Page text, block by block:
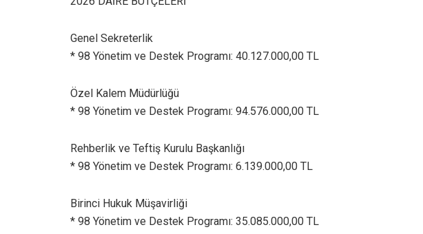
Genel Sekreterlik
* 98 Yönetim ve Destek Programı: 40.127.000,00 TL
Özel Kalem Müdürlüğü
* 98 Yönetim ve Destek Programı: 94.576.000,00 TL
Rehberlik ve Teftiş Kurulu Başkanlığı
* 98 Yönetim ve Destek Programı: 6.139.000,00 TL
Birinci Hukuk Müşavirliği
* 98 Yönetim ve Destek Programı: 35.085.000,00 TL